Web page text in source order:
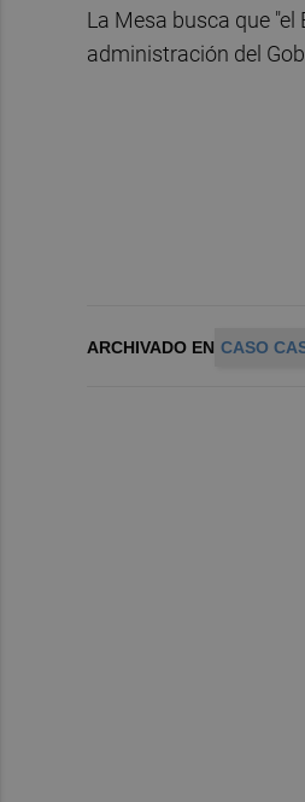
La Mesa busca que
administración del
ARCHIVADO EN CASO